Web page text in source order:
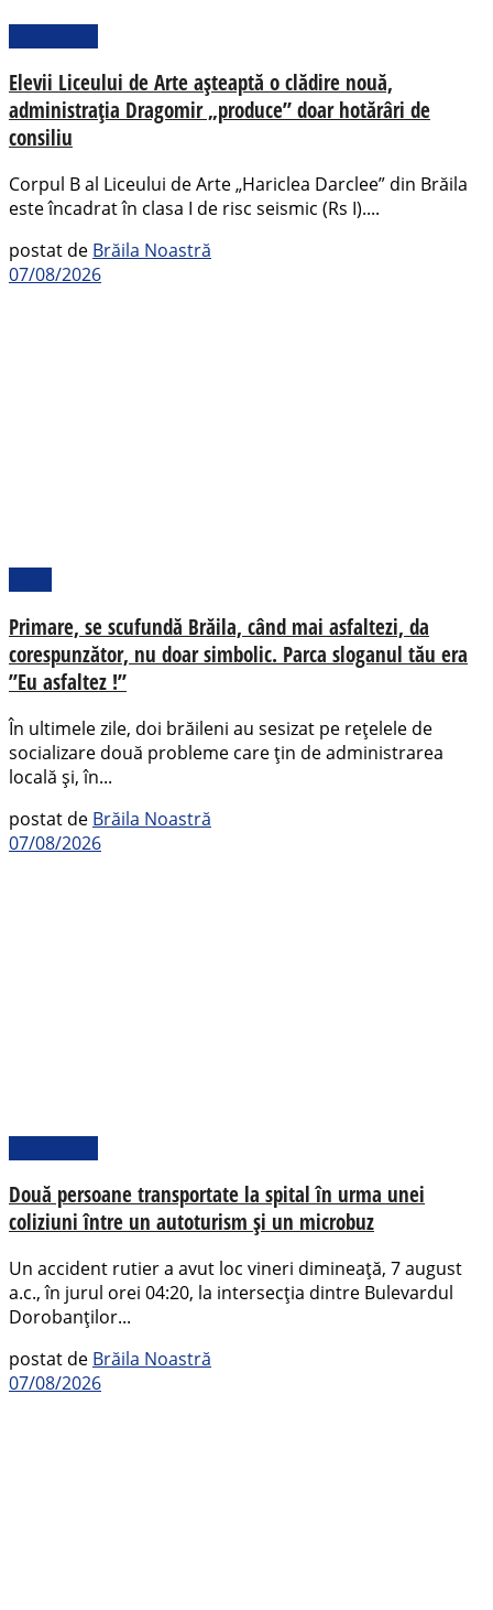
Elevii Liceului de Arte așteaptă o clădire nouă,
administrația Dragomir „produce” doar hotărâri de
consiliu
Corpul B al Liceului de Arte „Hariclea Darclee” din Brăila
este încadrat în clasa I de risc seismic (Rs I)....
postat de Brăila Noastră
07/08/2026
Primare, se scufundă Brăila, când mai asfaltezi, da
corespunzător, nu doar simbolic. Parca sloganul tău era
”Eu asfaltez !”
În ultimele zile, doi brăileni au sesizat pe rețelele de
socializare două probleme care țin de administrarea
locală și, în...
postat de Brăila Noastră
07/08/2026
Două persoane transportate la spital în urma unei
coliziuni între un autoturism și un microbuz
Un accident rutier a avut loc vineri dimineață, 7 august
a.c., în jurul orei 04:20, la intersecția dintre Bulevardul
Dorobanților...
postat de Brăila Noastră
07/08/2026